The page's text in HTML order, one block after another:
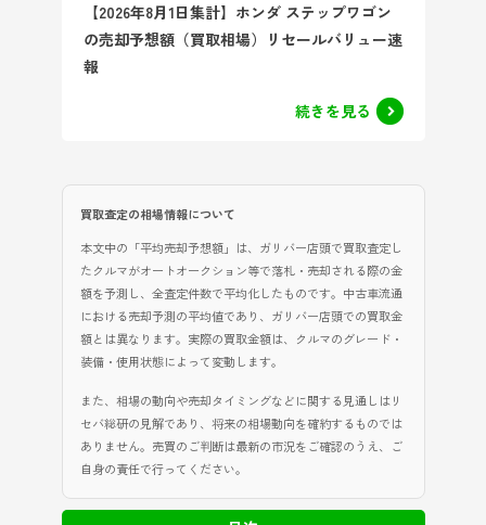
【2026年8月1日集計】ホンダ ステップワゴン
の売却予想額（買取相場）リセールバリュー速
報
続きを見る
買取査定の相場情報について
本文中の「平均売却予想額」は、ガリバー店頭で買取査定し
たクルマがオートオークション等で落札・売却される際の金
額を予測し、全査定件数で平均化したものです。中古車流通
における売却予測の平均値であり、ガリバー店頭での買取金
額とは異なります。実際の買取金額は、クルマのグレード・
装備・使用状態によって変動します。
また、相場の動向や売却タイミングなどに関する見通しはリ
セバ総研の見解であり、将来の相場動向を確約するものでは
ありません。売買のご判断は最新の市況をご確認のうえ、ご
自身の責任で行ってください。